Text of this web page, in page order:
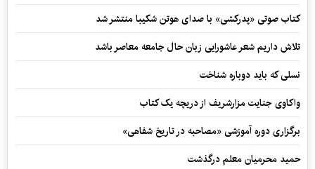
کتاب صوتی «پدرکشی» با صدای هوتن شکیبا منتشر شد
تلاش داریم شعر عاشورایی زبان حال جامعه معاصر باشد
نسلی که باید دوباره شناخت
واکاوی جنایت مزارشریف از دریچه یک کتاب
برگزاری دوره آموزشی «مصاحبه در تاریخ شفاهی»
حمید محرمیان معلم درگذشت